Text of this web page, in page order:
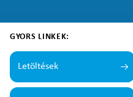
GYORS LINKEK:
Letöltések